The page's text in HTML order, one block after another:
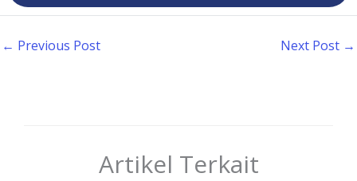
← Previous Post Next Post →
Artikel Terkait